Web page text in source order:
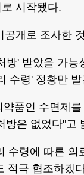
시작됐다.
개로 조사한
방' 받았을 가능
수령' 정황만 발
품인 수면제
방은 없었다"고
수령에 따른 의
적극 협조하겠